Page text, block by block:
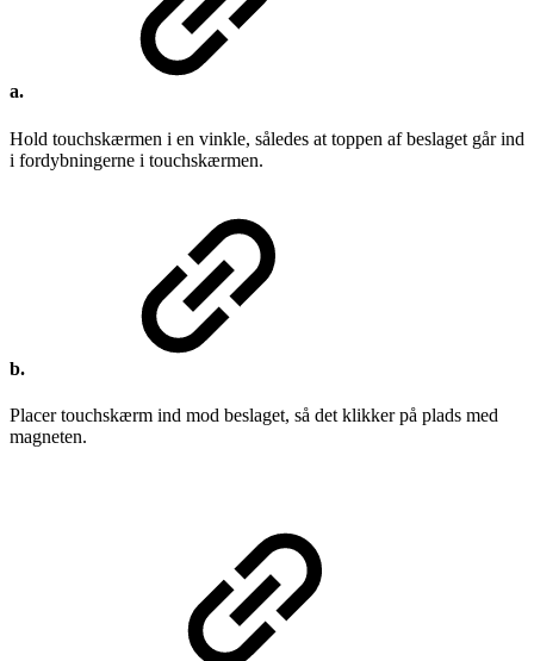
a.
Hold touchskærmen i en vinkle, således at toppen af beslaget går ind
i fordybningerne i touchskærmen.
b.
Placer touchskærm ind mod beslaget, så det klikker på plads med
magneten.